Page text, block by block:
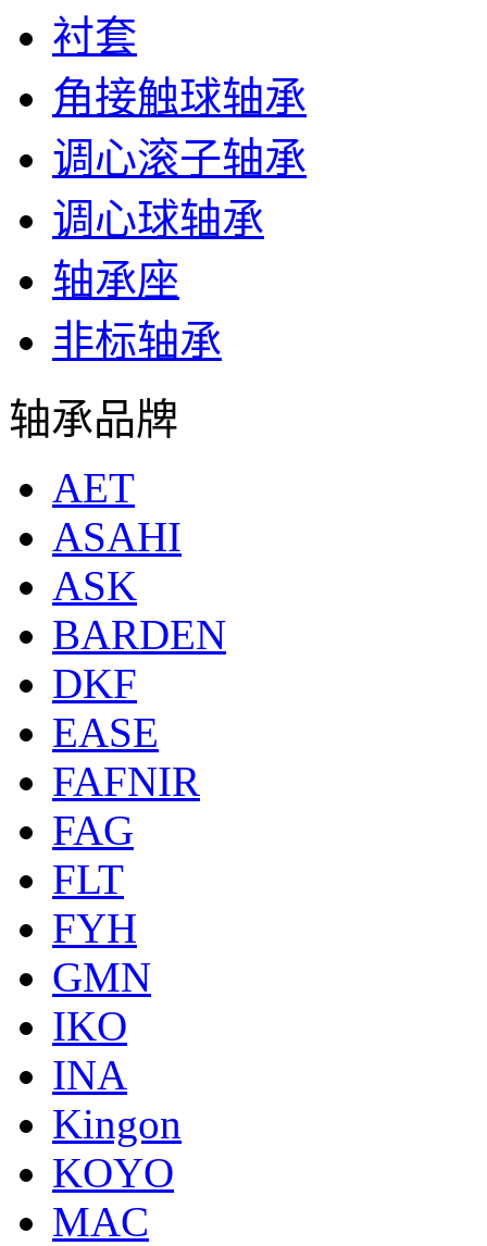
衬套
角接触球轴承
调心滚子轴承
调心球轴承
轴承座
非标轴承
轴承品牌
AET
ASAHI
ASK
BARDEN
DKF
EASE
FAFNIR
FAG
FLT
FYH
GMN
IKO
INA
Kingon
KOYO
MAC